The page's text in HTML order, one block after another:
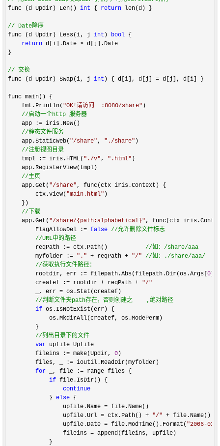
func (d Updir) Len() int { return len(d) }
// Date降序
func (d Updir) Less(i, j int ) bool {
return d[i].Date > d[j].Date
}
// 交换
func (d Updir) Swap(i, j int ) { d[i], d[j] = d[j], d[i] }
func main() {
    fmt.Println(
"OK!请访问  :8080/share" )
//启动一个http 服务器
    app :=
iris.New()
//静态文件服务
    app.StaticWeb(
"/share" , " ./share" )
//注册视图目录
    tmpl := iris.HTML(
" ./v" , " .html" )
    app.RegisterView(tmpl)
//主页
    app.Get(
"/share" , func(ctx iris.Context) {
        ctx.View(
"main.html" )
    })
// 下载
    app.Get(
"/share/{path:alphabetical}" , func(ctx
        FlagAllowDel :
= false //允许删除文件标志
//URL中的路径
        reqPath := ctx.Path()
//如：/share/aaa
        myfolder :=
" . " + reqPath + "/" //如：./share/aaa/
//获取执行文件路径：
        rootdir, err := filepath.Abs(filepath.Dir(os.Args[
0
        createf := rootdir + reqPath +
"/"
_, err =
//判断文件夹path存在，否则创建之    ,绝对路径
if os.IsNotExist(err) {
            os.MkdirAll(createf, os.ModePerm)
        }
//列出目录下的文件
var upfile Upfile
        fileins :
= make(Updir, 0)
        files, _ :
= ioutil.ReadDir(myfolder)
for _, file := range files {
if file.IsDir() {
continue
            }
else {
                upfile.Name
= file.Name()
                upfile.Url
= ctx.Path() + "/" + file.Name()
                upfile.Date
= file.ModTime().Format( "2006-01-
                fileins
= append(fileins, upfile)
            }